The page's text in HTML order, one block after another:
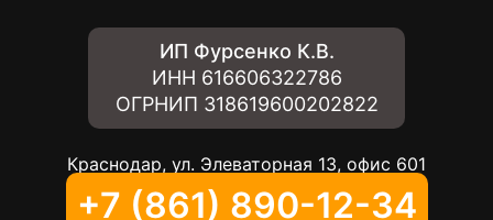
ИП Фурсенко К.В.
ИНН 616606322786
ОГРНИП 318619600202822
Краснодар, ул. Элеваторная 13, офис 601
+7 (861) 890-12-34